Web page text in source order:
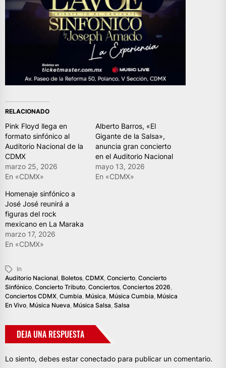
RELACIONADO
Pink Floyd llega en
formato sinfónico al
Auditorio Nacional de la
CDMX
marzo 25, 2026
En «CDMX»
Alberto Barros, «El
Gigante de la Salsa»,
anuncia gran concierto
en el Auditorio Nacional
mayo 13, 2026
En «CDMX»
Homenaje sinfónico a
José José reunirá a
figuras del rock
mexicano en La Maraka
marzo 17, 2026
En «CDMX»
In
Auditorio Nacional Boletos CDMX Concierto Concierto
Sinfónico Concierto Tributo Conciertos Conciertos 2026
Conciertos CDMX Cumbia Música Música Cumbia Música
En Vivo Música Nueva Música Salsa Salsa
DEJA UNA RESPUESTA
Lo siento, debes estar conectado para publicar un comentario.